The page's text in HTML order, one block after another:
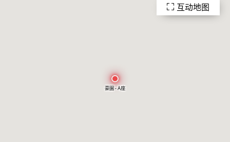
豪園 - A座
互动地图